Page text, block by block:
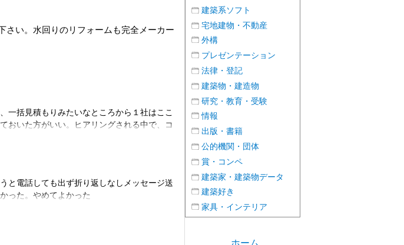
さい。水回りのリフォームも完全メーカー
一括見積もりみたいなところから１社はここ
おいた方がいい。ヒアリングされる中で、コ
所があり口すっぱくいったにもかかわらず、
くり？って思ったいました。メモをとってい
ろうけど、本当に自信があるなら他社を下げ
れば良くない？と思いました。あと、お断り
はしてもらって見積もりも出してもらって仕
し申し訳ないとは思っていたので、丁寧にお
と電話しても出ず折り返しなしメッセージ送
った。やめてよかった
建築系ソフト
宅地建物・不動産
外構
プレゼンテーション
法律・登記
建築物・建造物
研究・教育・受験
情報
出版・書籍
公的機関・団体
賞・コンペ
建築家・建築物データ
建築好き
家具・インテリア
ホーム